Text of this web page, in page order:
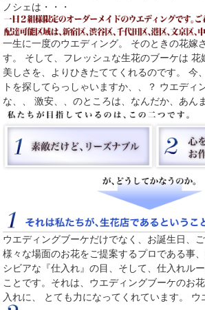
ノシェは・・・
一生に一度のウエディング。 そのときの花嫁
す。 そして、フレッシュな生花のブーケは 花
美しさを、よりひきたててくれるのです。 今
トを探してらっしゃいますか、、？ ウエディ
な、、 激安、、のところは、なんだか、あん
ウエディングブーケだけでなく、お誕生日、
様々な場面のお花をご提案するプロである事
シビアな『仕入れ』の目、そして、仕入れル
ことです。それは、ウエディングブーケのお
入れに、 とても力になってくれています。 ウ